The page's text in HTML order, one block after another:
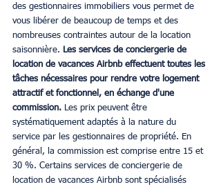
des gestionnaires immobiliers vous permet de
vous libérer de beaucoup de temps et des
nombreuses contraintes autour de la location
saisonnière. Les services de conciergerie de
location de vacances Airbnb effectuent toutes les
tâches nécessaires pour rendre votre logement
attractif et fonctionnel, en échange d'une
commission. Les prix peuvent être
systématiquement adaptés à la nature du
service par les gestionnaires de propriété. En
général, la commission est comprise entre 15 et
30 %. Certains services de conciergerie de
location de vacances Airbnb sont spécialisés